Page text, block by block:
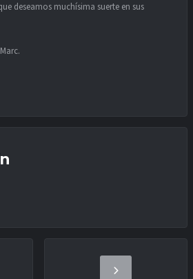
deseamos muchísima suerte en sus